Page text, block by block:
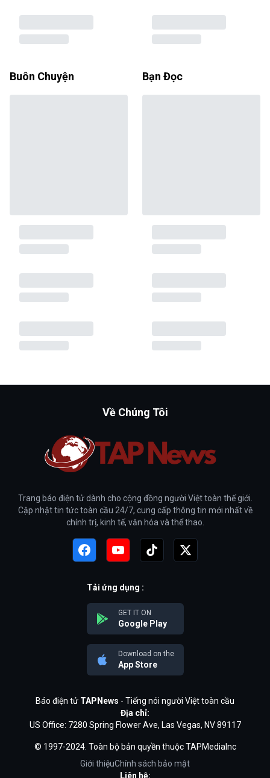
Buôn Chuyện Bạn Đọc
Về Chúng Tôi
Trang báo điện tử dành cho cộng đồng người Việt toàn thế giới.
Cập nhật tin tức toàn cầu 24/7, cung cấp thông tin mới nhất về
chính trị, kinh tế, văn hóa và thể thao.
Tải ứng dụng :
GET IT ON
Google Play
Download on the
App Store
Báo điện tử TAPNews - Tiếng nói người Việt toàn cầu
Địa chỉ:
US Office: 7280 Spring Flower Ave, Las Vegas, NV 89117
© 1997-2024. Toàn bộ bản quyền thuộc TAPMediaInc
Giới thiệuChính sách bảo mật
Liên hệ: